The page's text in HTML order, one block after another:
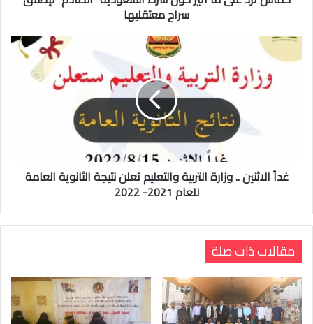
سراح معتقليها
غداً الاثنين .. وزارة التربية والتعليم تعلن نتيجة الثانوية العامة
للعام 2021- 2022
مقالات ذات صلة